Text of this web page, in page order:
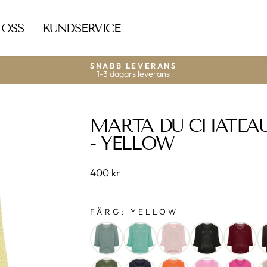
KUNDSERVICE
SNABB LEVERANS
1-3 dagars leverans
MARTA DU
- YELLOW
400 kr
FÄRG: YELLOW